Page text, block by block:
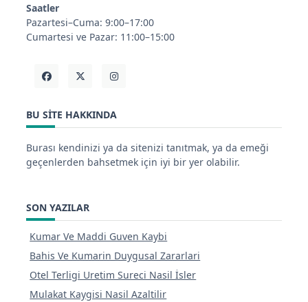
Saatler
Pazartesi–Cuma: 9:00–17:00
Cumartesi ve Pazar: 11:00–15:00
BU SITE HAKKINDA
Burası kendinizi ya da sitenizi tanıtmak, ya da emeği
geçenlerden bahsetmek için iyi bir yer olabilir.
SON YAZILAR
Kumar Ve Maddi Guven Kaybi
Bahis Ve Kumarin Duygusal Zararlari
Otel Terligi Uretim Sureci Nasil İsler
Mulakat Kaygisi Nasil Azaltilir